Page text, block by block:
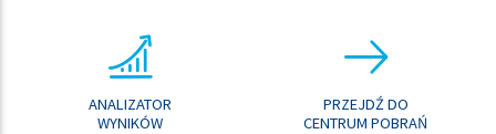
ANALIZATOR
WYNIKÓW
PRZEJDŹ DO
CENTRUM POBRAŃ